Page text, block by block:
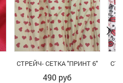
СТРЕЙЧ- СЕТКА "ПРИНТ 6"
490руб